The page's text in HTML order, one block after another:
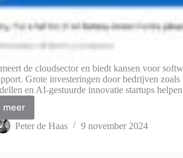
de cloudsector en biedt kansen voor
Grote investeringen door bedrijven
en AI-gestuurde innovatie startups
meer
Hoe
AI
de
Peter de Haas 9 november 2024